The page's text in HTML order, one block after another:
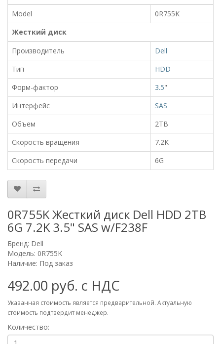
Model
0R755K
Жесткий диск
Производитель
Dell
Тип
HDD
Форм-фактор
3.5"
Интерфейс
SAS
Объем
2TB
Скорость вращения
7.2K
Скорость передачи
6G
0R755K Жесткий диск Dell HDD 2TB
6G 7.2K 3.5" SAS w/F238F
Бренд: Dell
Модель: 0R755K
Наличие: Под заказ
492.00 руб. с НДС
Указанная стоимость является предварительной. Актуальную
стоимость подтвердит менеджер.
Количество: